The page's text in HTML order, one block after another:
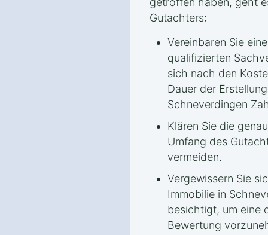
Gutachters:
Vereinbaren Sie
qualifizierten
sich nach den
Dauer der
Schneverdingen
Klären Sie die
Umfang des
vermeiden.
Vergewissern Sie
Immobilie in
besichtigt, um eine
Bewertung